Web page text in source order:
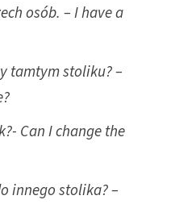
osób. – I have a
tamtym stoliku? –
Can I change the
innego stolika? –